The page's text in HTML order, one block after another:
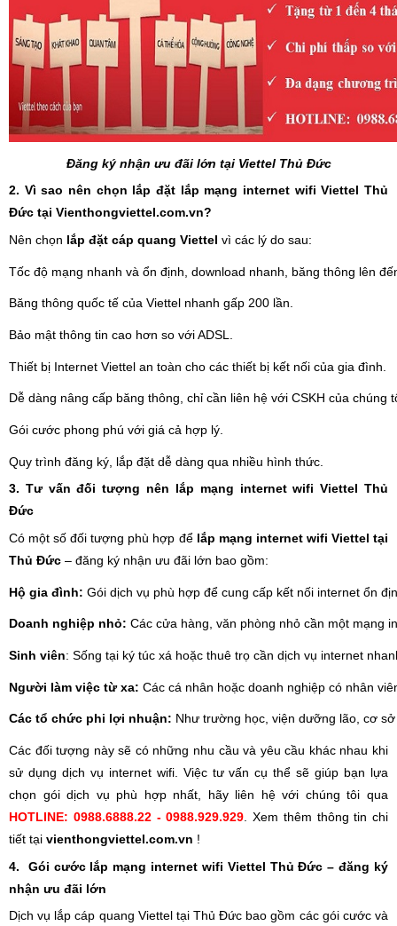
Đăng ký nhận ưu đãi lớn tại Viettel Thủ Đức
2. Vì sao nên chọn lắp đặt lắp mạng internet wifi Viettel Thủ
Đức tại Vienthongviettel.com.vn?
Nên chọn lắp đặt cáp quang Viettel vì các lý do sau:
Tốc độ mạng nhanh và ổn định, download nhanh, băng thông lên
Băng thông quốc tế của Viettel nhanh gấp 200 lần.
Bảo mật thông tin cao hơn so với ADSL.
Thiết bị Internet Viettel an toàn cho các thiết bị kết nối của gia đình.
Dễ dàng nâng cấp băng thông, chỉ cần liên hệ với CSKH của chúng
Gói cước phong phú với giá cả hợp lý.
Quy trình đăng ký, lắp đặt dễ dàng qua nhiều hình thức.
3. Tư vấn đối tượng nên lắp mạng internet wifi Viettel Thủ
Đức
Có một số đối tượng phù hợp để lắp mạng internet wifi Viettel tại
Thủ Đức – đăng ký nhận ưu đãi lớn bao gồm:
Hộ gia đình: Gói dịch vụ phù hợp để cung cấp kết nối internet ổn
Doanh nghiệp nhỏ: Các cửa hàng, văn phòng nhỏ cần một mạng
Sinh viên: Sống tại ký túc xá hoặc thuê trọ cần dịch vụ internet
Người làm việc từ xa: Các cá nhân hoặc doanh nghiệp có nhân
Các tổ chức phi lợi nhuận: Như trường học, viện dưỡng lão, cơ
Các đối tượng này sẽ có những nhu cầu và yêu cầu khác nhau khi
sử dụng dịch vụ internet wifi. Việc tư vấn cụ thể sẽ giúp bạn lựa
chọn gói dịch vụ phù hợp nhất, hãy liên hệ với chúng tôi qua
HOTLINE: 0988.6888.22 - 0988.929.929 . Xem thêm thông tin chi
tiết tại vienthongviettel.com.vn !
4. Gói cước lắp mạng internet wifi Viettel Thủ Đức – đăng ký
nhận ưu đãi lớn
Dịch vụ lắp cáp quang Viettel tại Thủ Đức bao gồm các gói cước và